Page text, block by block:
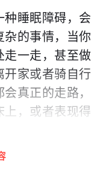
种睡眠障碍，会
杂的事情，当你
走一走，甚至做
开家或者骑自行
真正的走路，
上，或者表现得
他们是睡着了